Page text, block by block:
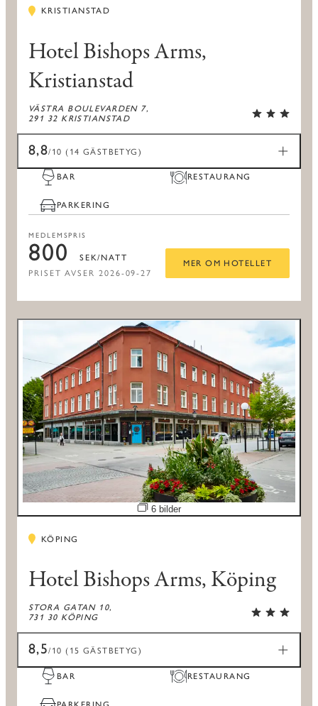
KRISTIANSTAD
Hotel Bishops Arms,
Kristianstad
VÄSTRA BOULEVARDEN 7,
291 32 KRISTIANSTAD
8,8/10 (14 GÄSTBETYG)
BAR RESTAURANG
PARKERING
MEDLEMSPRIS
800 SEK/NATT
PRISET AVSER 2026-09-27
MER OM HOTELLET
Öppna bildspel
6 bilder
KÖPING
Hotel Bishops Arms, Köping
STORA GATAN 10,
731 30 KÖPING
8,5/10 (15 GÄSTBETYG)
BAR RESTAURANG